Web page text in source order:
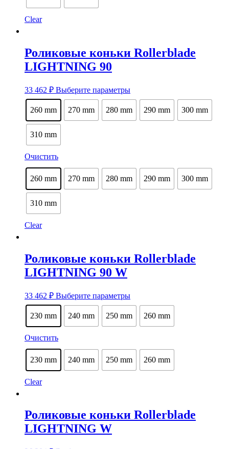
Clear
Роликовые коньки Rollerblade
LIGHTNING 90
33 462 ₽ Выберите параметрыЭтот
имеет
несколько
странице
товара.
260 mm 270 mm 280 mm 290 mm 300 mm
310 mm
Очистить
260 mm 270 mm 280 mm 290 mm 300 mm
310 mm
Clear
Роликовые коньки Rollerblade
LIGHTNING 90 W
33 462 ₽ Выберите параметрыЭтот
имеет
несколько
можно
выбрать
230 mm 240 mm 250 mm 260 mm
Очистить
230 mm 240 mm 250 mm 260 mm
Clear
Роликовые коньки Rollerblade
LIGHTNING W